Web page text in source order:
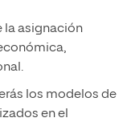
la asignación
los modelos de
en el